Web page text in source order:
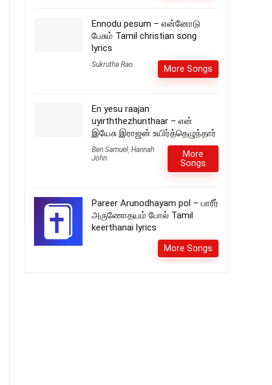
Ennodu pesum – என்னோடு
பேசும் Tamil christian song
lyrics
Sukrutha Rao More Songs
En yesu raajan
uyirththezhunthaar – என்
இயேசு இராஜன் உயிர்த்தெழுந்தார்
Ben Samuel, Hannah
John
More
Songs
Pareer Arunodhayam pol – பாரீர்
அருணோதயம் போல் Tamil
keerthanai lyrics
More Songs